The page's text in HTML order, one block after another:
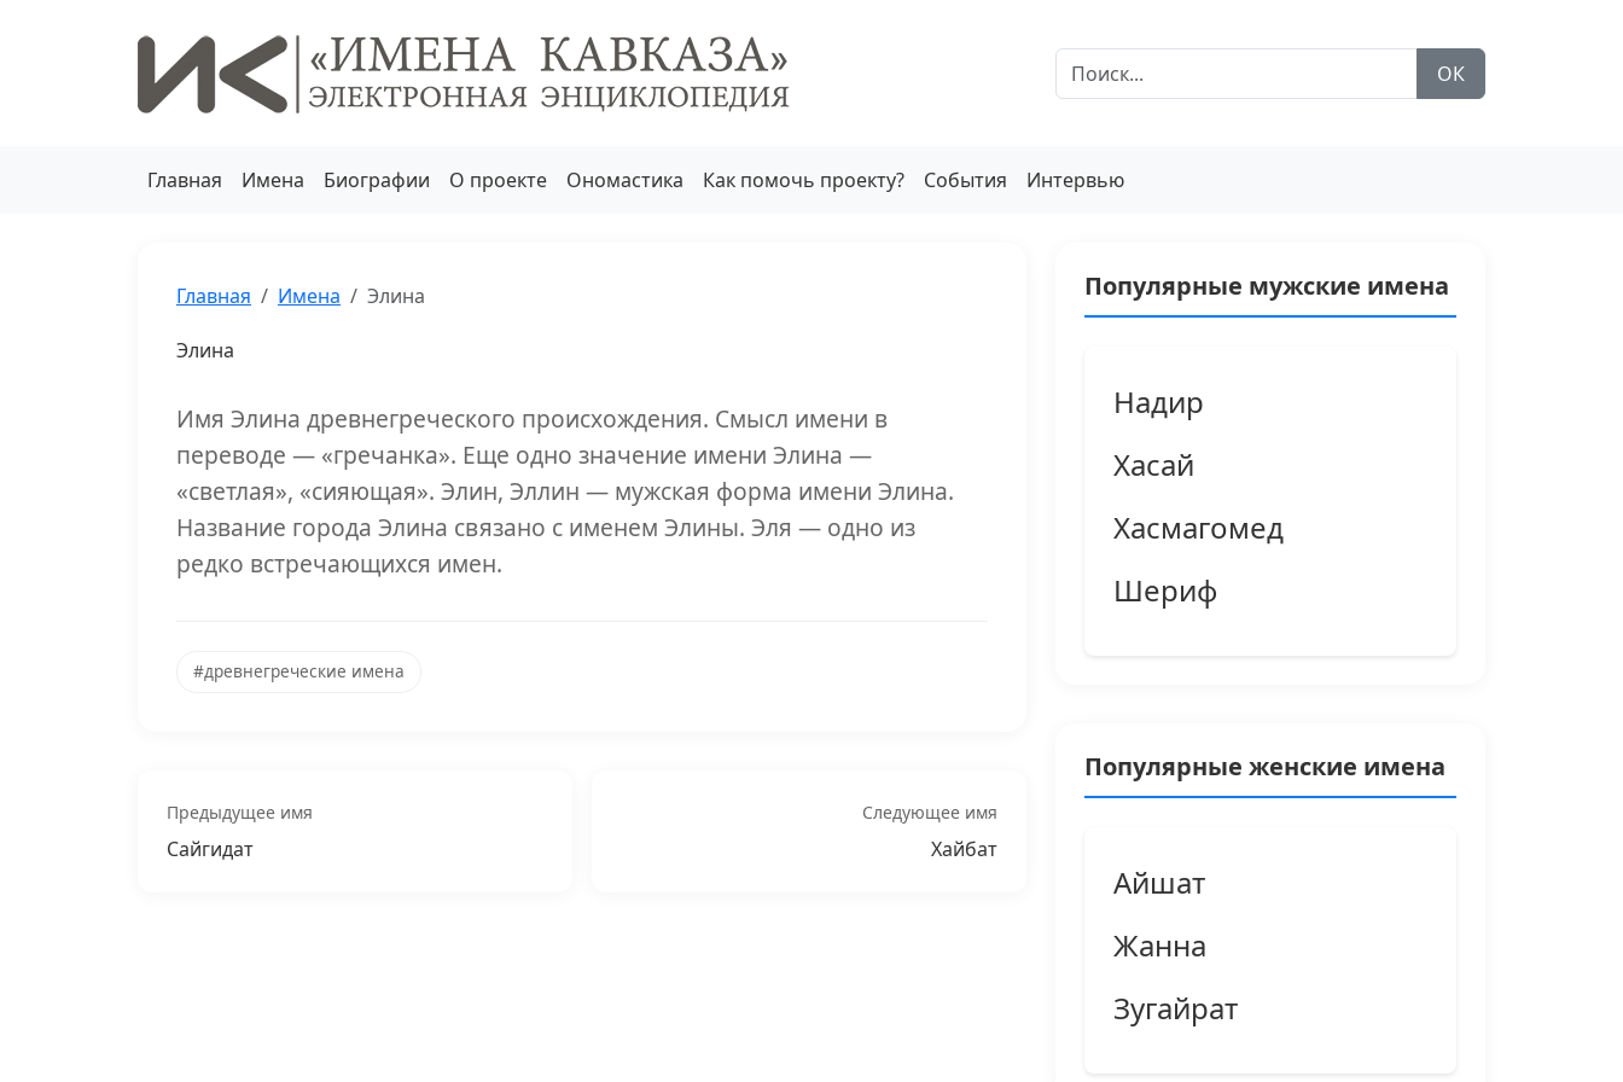
ОК
Главная Имена Биографии О проекте Ономастика Как помочь проекту? События Интервью
Главная Имена Элина
Элина
Имя Элина древнегреческого происхождения. Смысл имени в
переводе — «гречанка». Еще одно значение имени Элина —
«светлая», «сияющая». Элин, Эллин — мужская форма имени Элина.
Название города Элина связано с именем Элины. Эля — одно из
редко встречающихся имен.
#древнегреческие имена
Предыдущее имя
Сайгидат
Следующее имя
Хайбат
Популярные мужские имена
Надир
Хасай
Хасмагомед
Шериф
Популярные женские имена
Айшат
Жанна
Зугайрат